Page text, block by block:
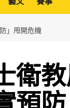
」甩開危機
衛